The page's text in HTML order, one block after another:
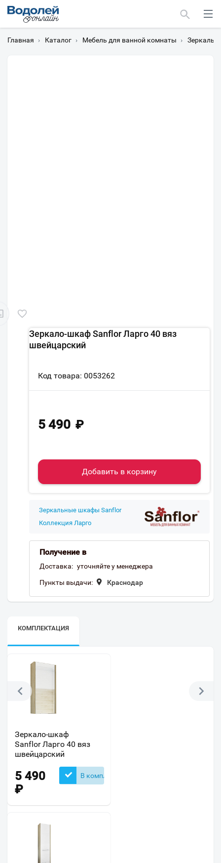
Главная › Каталог › Мебель для ванной комнаты ›
Зеркало-шкаф Sanflor Ларго 40 вяз
швейцарский
Код товара: 0053262
5 490 ₽
Добавить в корзину
Зеркальные шкафы Sanflor
Коллекция Ларго
Получение в
Доставка: уточняйте у менеджера
Пункты выдачи: Краснодар
КОМПЛЕКТАЦИЯ
Зеркало-шкаф
Sanflor Ларго 40 вяз
швейцарский
5 490
₽
В комплекте